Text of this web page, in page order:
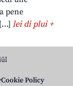
pene
lei di plui +
Cookie Policy